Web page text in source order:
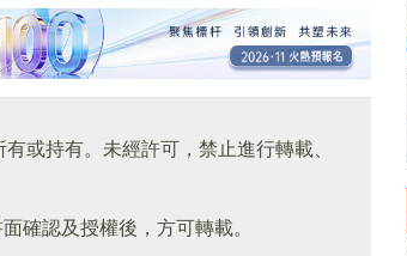
或持有。未經許可，禁止進行轉載、
面確認及授權後，方可轉載。